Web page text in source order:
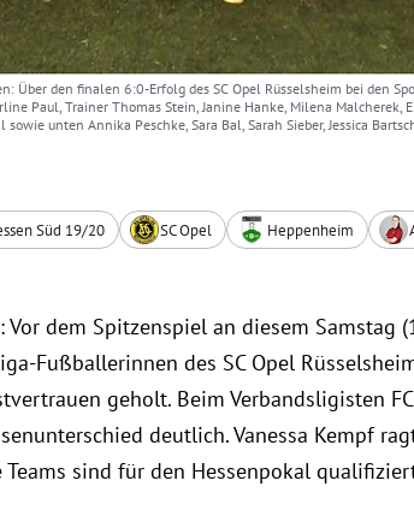
Über den finalen 6:0-Erfolg des SC Opel Rüsselsheim bei den
Paul, Trainer Thomas Stein, Janine Hanke, Milena Malcherek,
unten Annika Peschke, Sara Bal, Sarah Sieber, Jessica
Süd 19/20 SC Opel Heppenheim
dem Spitzenspiel an diesem Samstag
Fußballerinnen des SC Opel
geholt. Beim Verbandsligisten
deutlich. Vanessa Kempf
sind für den Hessenpokal